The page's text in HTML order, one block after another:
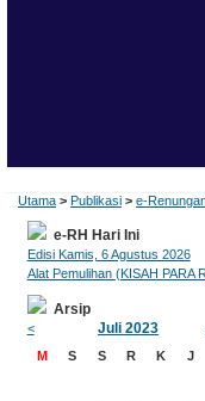
Utama > Publikasi > e-
e-RH Hari Ini
Edisi Kamis, 6 Agustus 2026
Alat Pemulihan (KISAH PARA
Arsip
< Juli 2023
M
S S R K J